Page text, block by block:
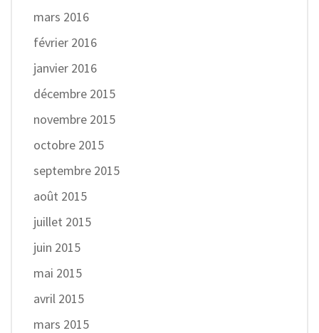
mars 2016
février 2016
janvier 2016
décembre 2015
novembre 2015
octobre 2015
septembre 2015
août 2015
juillet 2015
juin 2015
mai 2015
avril 2015
mars 2015